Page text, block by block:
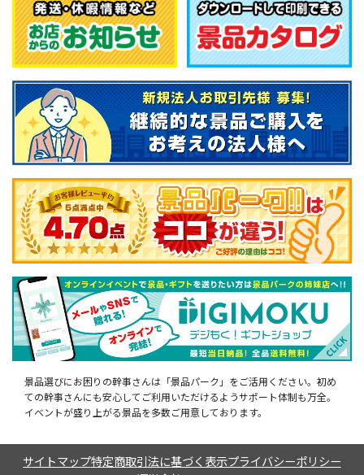
景品選びにお困りの幹事さんは「景品パーク」をご活用ください。初め
ての幹事さんにも安心してご利用いただけるようサポート体制も万全。
イベントが盛り上がる景品を多数ご用意しております。
サイトマップ特定商取引法に基づく表示プライバシーポリシー